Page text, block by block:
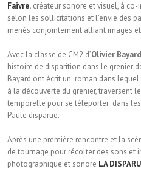
Faivre, créateur sonore et visuel, à
selon les sollicitations et l’envie des
menés conjointement alliant images
Avec la classe de CM2 d’Olivier Bayard
histoire de disparition dans le grenier
Bayard ont écrit un roman dans
à la découverte du grenier, traversent
temporelle pour se téléporter dans
Paule disparue.
Après une première rencontre et la
de tournage pour récolter des sons et
photographique et sonore LA